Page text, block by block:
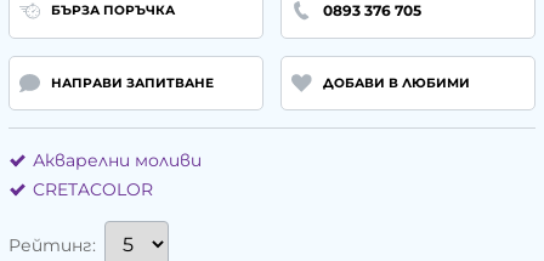
БЪРЗА ПОРЪЧКА 0893 376 705
НАПРАВИ ЗАПИТВАНЕ ДОБАВИ В ЛЮБИМИ
Акварелни моливи
CRETACOLOR
Рейтинг: